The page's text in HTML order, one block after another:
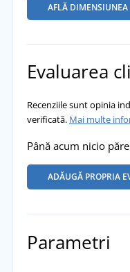
AFLĂ DIMENSIUNEA
Evaluarea
Recenziile sunt opinia
verificată. Mai multe
Până acum nicio
ADĂUGĂ PROPRIA
Parametri